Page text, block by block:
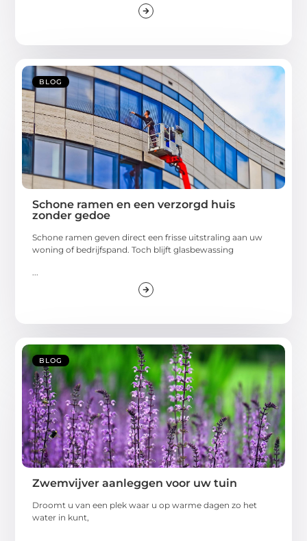
BLOG
Schone ramen en een verzorgd huis
zonder gedoe
Schone ramen geven direct een frisse uitstraling aan uw
woning of bedrijfspand. Toch blijft glasbewassing
BLOG
Zwemvijver aanleggen voor uw tuin
Droomt u van een plek waar u op warme dagen zo het
water in kunt,